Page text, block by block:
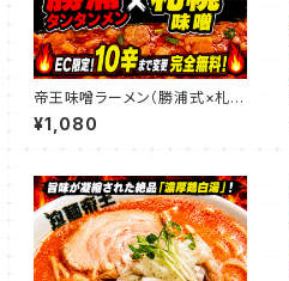
帝王味噌ラーメン（勝浦式×札幌
味噌）
¥1,080